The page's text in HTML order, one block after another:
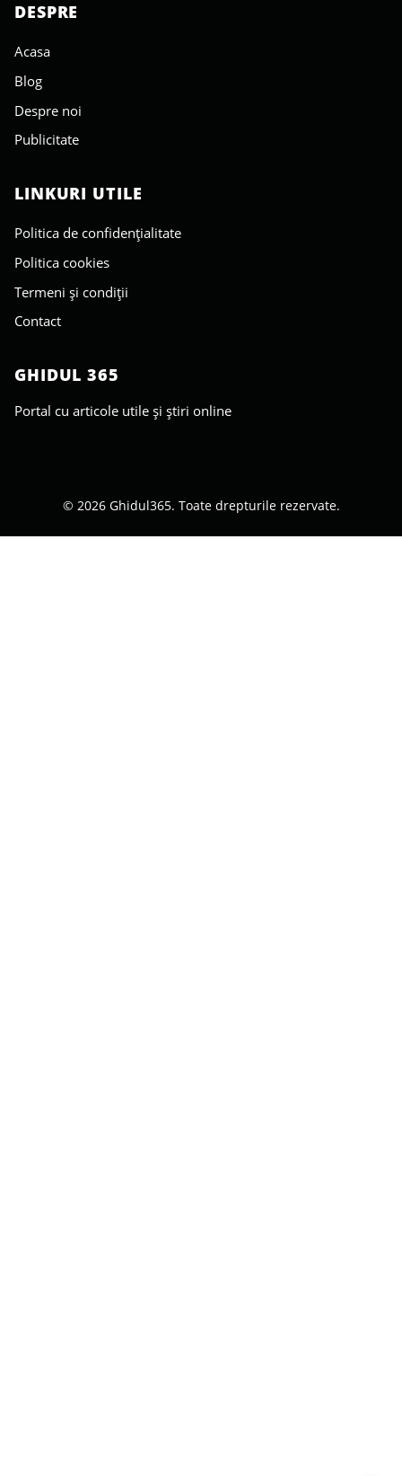
DESPRE
Acasa
Blog
Despre noi
Publicitate
LINKURI UTILE
Politica de confidențialitate
Politica cookies
Termeni și condiții
Contact
GHIDUL 365
Portal cu articole utile și știri online
© 2026 Ghidul365. Toate drepturile rezervate.